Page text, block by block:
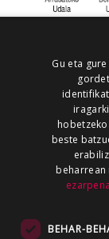
ALEA
NOAUA
Gu eta
hobetzeko.
beste
BEHAR-